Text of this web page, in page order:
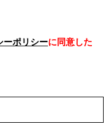
ーポリシーに同意した